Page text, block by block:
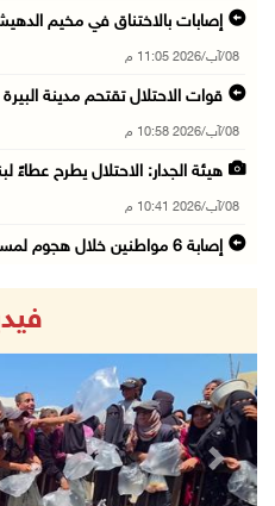
إصابات بالاختناق في مخيم
08/آب/2026 11:05 م
قوات الاحتلال تقتحم مدينة البيرة
08/آب/2026 10:58 م
هيئة الجدار: الاحتلال يطرح عطاءً لبناء 627
08/آب/2026 10:41 م
إصابة 6 مواطنين خلال هجوم لمستعمرين إرهابيين ...
الاحتلال يحتجز مواطنين من طمون
08/آب/2026 09:33 م
الاحتلال يقتحم قرية المغير شمال
08/آب/2026 09:32 م
مستعمرون يهاجمون مسجدا في
Next